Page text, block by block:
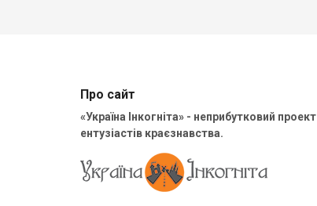
Про сайт
«Україна Інкогніта» - неприбутковий проект
ентузіастів краєзнавства.